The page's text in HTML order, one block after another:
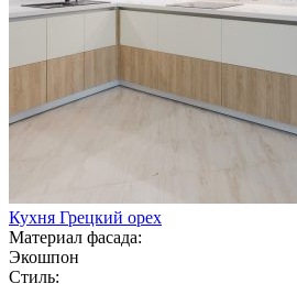
Кухня Грецкий орех
Материал фасада:
Экошпон
Стиль: